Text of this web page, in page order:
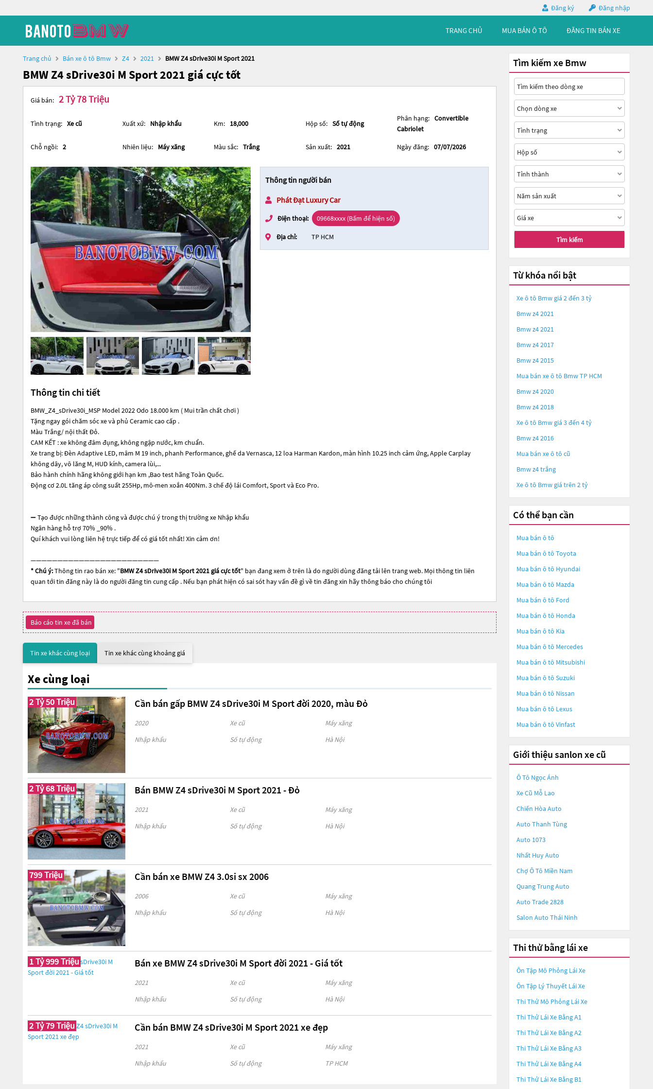
Đăng ký Đăng nhập
TRANG CHỦ MUA BÁN Ô TÔ ĐĂNG TIN BÁN XE
Trang chủ Bán xe ô tô Bmw Z4 2021 BMW Z4 sDrive30i M Sport 2021
BMW Z4 sDrive30i M Sport 2021 giá cực tốt
Giá bán: 2 Tỷ 78 Triệu
Tình trạng: Xe cũ Xuất xứ: Nhập khẩu Km: 18,000 Hộp số: Số tự động
Phân hạng: Convertible
Cabriolet
Chỗ ngồi: 2 Nhiên liệu: Máy xăng Màu sắc: Trắng Sản xuất: 2021 Ngày đăng: 07/07/2026
Thông tin người bán
Phát Đạt Luxury Car
Điện thoại: 09668xxxx (Bấm để hiện số)
Địa chỉ: TP HCM
Thông tin chi tiết
BMW_Z4_sDrive30i_MSP Model 2022 Odo 18.000 km ( Mui trần chất chơi )
Tặng ngay gói chăm sóc xe và phủ Ceramic cao cấp .
️Màu Trắng/ nội thất Đỏ.
CAM KẾT : xe không đâm đụng, không ngập nước, km chuẩn.
Xe trang bị: Đèn Adaptive LED, mâm M 19 inch, phanh Performance, ghế da Vernasca, 12 loa Harman Kardon, màn hình 10.25 inch cảm ứng, Apple Carplay
không dây, vô lăng M, HUD kính, camera lùi,...
Bảo hành chính hãng không giới hạn km ,Bao test hãng Toàn Quốc.
Động cơ 2.0L tăng áp công suất 255Hp, mô-men xoắn 400Nm. 3 chế độ lái Comfort, Sport và Eco Pro.
➖ Tạo được những thành công và được chú ý trong thị trường xe Nhập khẩu
Ngân hàng hỗ trợ 70% _90% .
Quí khách vui lòng liên hệ trực tiếp để có giá tốt nhất! Xin cảm ơn!
————————————————————————
* Chú ý:Thông tin rao bán xe: "BMW Z4 sDrive30i M Sport 2021 giá cực tốt" bạn đang xem ở trên là do người dùng đăng tải lên trang web. Mọi thông tin liên
quan tới tin đăng này là do người đăng tin cung cấp . Nếu bạn phát hiện có sai sót hay vấn đề gì về tin đăng xin hãy thông báo cho chúng tôi
Báo cáo tin xe đã bán
Tin xe khác cùng loại Tin xe khác cùng khoảng giá
Xe cùng loại
2 Tỷ 50 Triệu Cần bán gấp BMW Z4 sDrive30i M Sport đời 2020, màu Đỏ
2020 Xe cũ
Máy xăng
Nhập khẩu
Số tự động Hà Nội
2 Tỷ 68 Triệu Bán BMW Z4 sDrive30i M Sport 2021 - Đỏ
2021 Xe cũ
Máy xăng
Nhập khẩu
Số tự động Hà Nội
799 Triệu Cần bán xe BMW Z4 3.0si sx 2006
2006 Xe cũ
Máy xăng
Nhập khẩu
Số tự động Hà Nội
1 Tỷ 999 Triệu Bán xe BMW Z4 sDrive30i M Sport đời 2021 - Giá tốt
2021 Xe cũ
Máy xăng
Nhập khẩu
Số tự động Hà Nội
2 Tỷ 79 Triệu Cần bán BMW Z4 sDrive30i M Sport 2021 xe đẹp
2021 Xe cũ
Máy xăng
Nhập khẩu
Số tự động TP HCM
Tìm kiếm xe Bmw
Tìm kiếm
Từ khóa nổi bật
Xe ô tô Bmw giá 2 đến 3 tỷ
Bmw z4 2021
Bmw z4 2021
Bmw z4 2017
Bmw z4 2015
Mua bán xe ô tô Bmw TP HCM
Bmw z4 2020
Bmw z4 2018
Xe ô tô Bmw giá 3 đến 4 tỷ
Bmw z4 2016
Mua bán xe ô tô cũ
Bmw z4 trắng
Xe ô tô Bmw giá trên 2 tỷ
Có thể bạn cần
Mua bán ô tô
Mua bán ô tô Toyota
Mua bán ô tô Hyundai
Mua bán ô tô Mazda
Mua bán ô tô Ford
Mua bán ô tô Honda
Mua bán ô tô Kia
Mua bán ô tô Mercedes
Mua bán ô tô Mitsubishi
Mua bán ô tô Suzuki
Mua bán ô tô Nissan
Mua bán ô tô Lexus
Mua bán ô tô Vinfast
Giới thiệu sanlon xe cũ
Ô Tô Ngọc Ánh
Xe Cũ Mỗ Lao
Chiến Hòa Auto
Auto Thanh Tùng
Auto 1073
Nhất Huy Auto
Chợ Ô Tô Miền Nam
Quang Trung Auto
Auto Trade 2828
Salon Auto Thái Ninh
Thi thử bằng lái xe
Ôn Tập Mô Phỏng Lái Xe
Ôn Tập Lý Thuyết Lái Xe
Thi Thử Mô Phỏng Lái Xe
Thi Thử Lái Xe Bằng A1
Thi Thử Lái Xe Bằng A2
Thi Thử Lái Xe Bằng A3
Thi Thử Lái Xe Bằng A4
Thi Thử Lái Xe Bằng B1